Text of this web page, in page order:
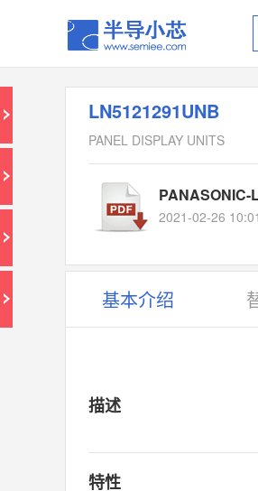
LN5121291UNB
PANEL DISPLAY UNITS
2021-02-26
基本介绍
描述
特性